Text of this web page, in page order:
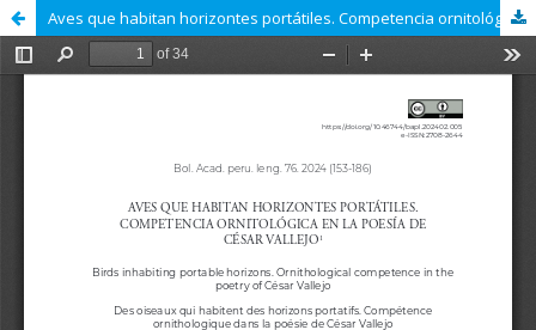
Aves que habitan horizontes portátiles. Competencia ornitológica en la poesía de César Vallejo